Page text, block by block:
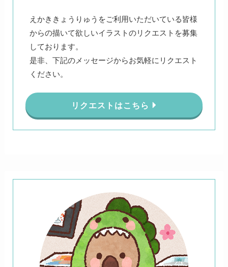
えかききょうりゅうをご利用いただいている皆様
からの描いて欲しいイラストのリクエストを募集
しております。
是非、下記のメッセージからお気軽にリクエスト
ください。
リクエストはこちら